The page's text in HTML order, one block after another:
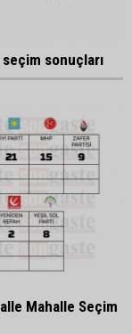
seçim sonuçları
Mahalle Seçim